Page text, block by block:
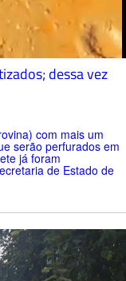
dessa vez
com mais um
serão perfurados em
já foram
de Estado de